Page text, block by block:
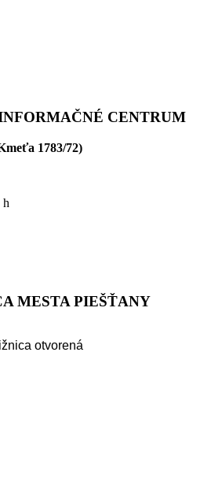
CENTRUM
1783/72)
h
MESTA PIEŠŤANY
otvorená